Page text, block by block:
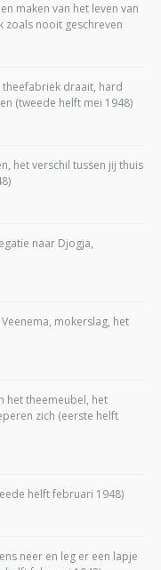
maken van het leven van
zoals nooit geschreven
theefabriek draait, hard
(tweede helft mei 1948)
het verschil tussen jij thuis
naar Djogja,
mokerslag, het
het theemeubel, het
zich (eerste helft
helft februari 1948)
neer en leg er een lapje